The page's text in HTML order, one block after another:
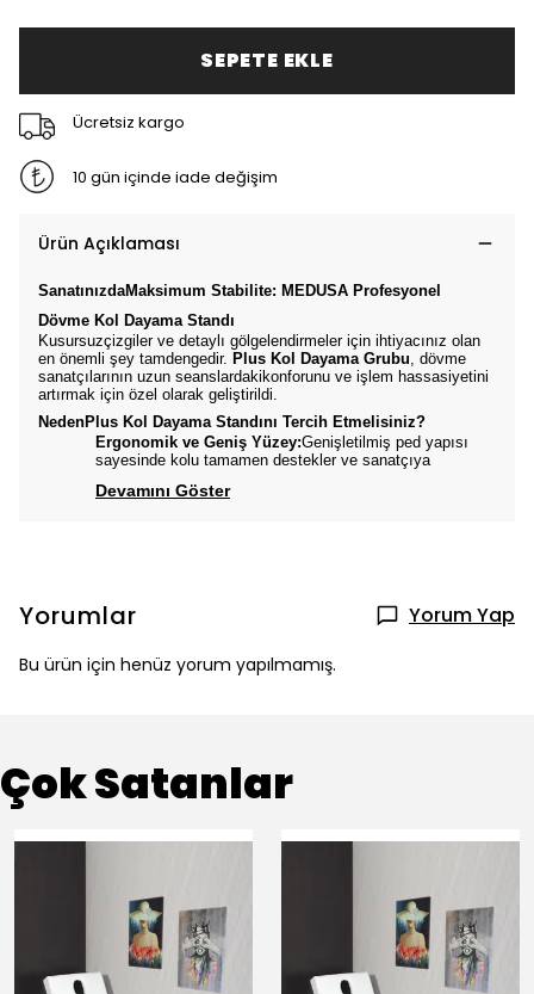
SEPETE EKLE
Ücretsiz kargo
10 gün içinde iade değişim
Ürün Açıklaması
SanatınızdaMaksimum Stabilite: MEDUSA Profesyonel
Dövme Kol Dayama Standı
Kusursuzçizgiler ve detaylı gölgelendirmeler için ihtiyacınız olan
en önemli şey tamdengedir. Plus Kol Dayama Grubu, dövme
sanatçılarının uzun seanslardakikonforunu ve işlem hassasiyetini
artırmak için özel olarak geliştirildi.
NedenPlus Kol Dayama Standını Tercih Etmelisiniz?
Ergonomik ve Geniş Yüzey:Genişletilmiş ped yapısı
sayesinde kolu tamamen destekler ve sanatçıya
Devamını Göster
Yorumlar Yorum Yap
Bu ürün için henüz yorum yapılmamış.
Çok Satanlar